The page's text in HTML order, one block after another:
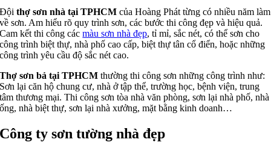
Độithợ sơn nhà tại TPHCM của Hoàng Phát từng có nhiều năm làm
về sơn. Am hiểu rõ quy trình sơn, các bước thi công đẹp và hiệu quả.
Cam kết thi công cácmàu sơn nhà đẹp, tỉ mỉ, sắc nét, có thể sơn cho
công trình biệt thự, nhà phố cao cấp, biệt thự tân cổ điển, hoặc những
công trình yêu cầu độ sắc nét cao.
Thợ sơn bả tại TPHCM thường thi công sơn những công trình như:
Sơn lại căn hộ chung cư, nhà ở tập thể, trường học, bệnh viện, trung
tâm thương mại. Thi công sơn tòa nhà văn phòng, sơn lại nhà phố, nhà
ống, nhà biệt thự, sơn lại nhà xưởng, mặt bằng kinh doanh…
Công ty sơn tường nhà đẹp